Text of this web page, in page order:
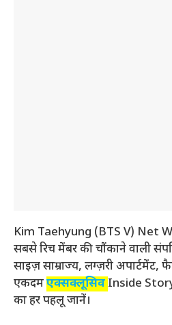
Kim Taehyung (BTS V) Net
सबसे रिच मेंबर की चौंकाने वाली
साइज़ साम्राज्य, लग्ज़री अपार्टमेंट,
एकदमएक्सक्लूसिव Inside
का हर पहलू जानें।